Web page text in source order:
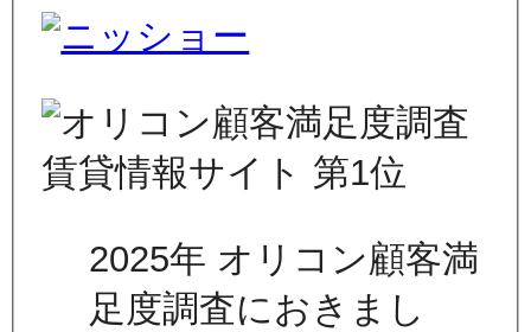
2025年 オリコン顧客満
足度調査におきまし